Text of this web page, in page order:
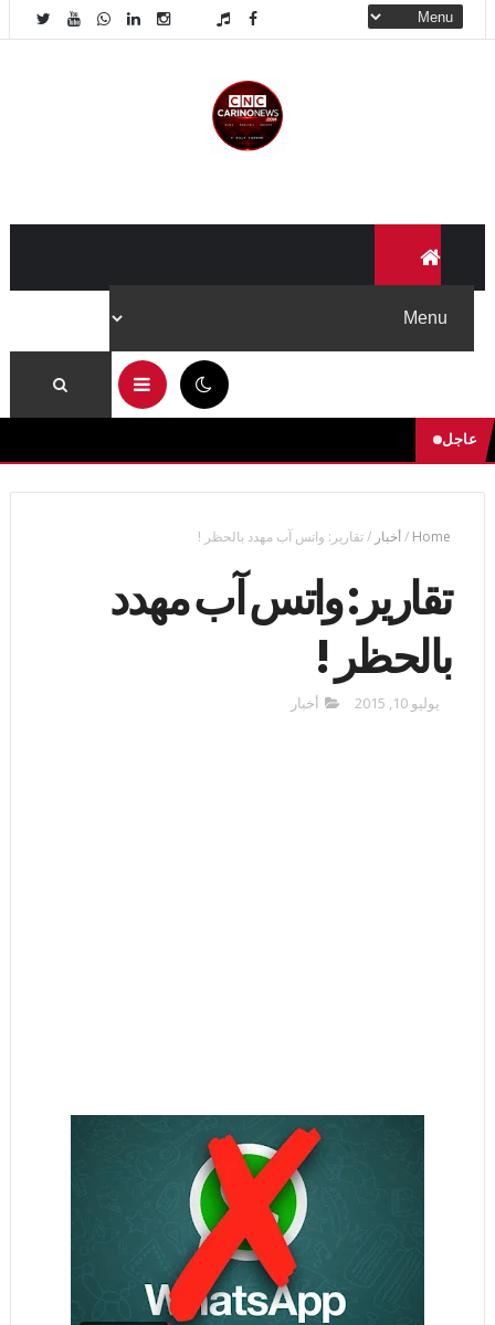
عاجل
Home
/أخبار /تقارير: واتس آب مهدد بالحظر !
تقارير: واتس آب مهدد
بالحظر !
يوليو 10, 2015 أخبار